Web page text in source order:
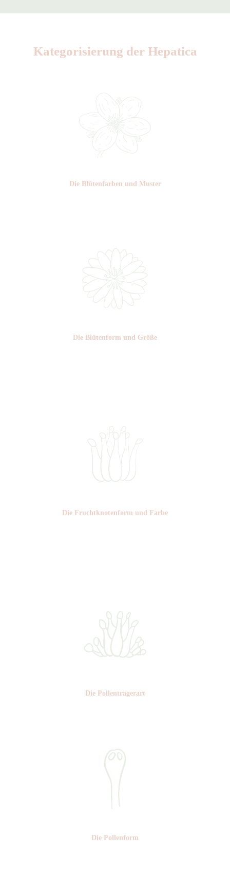
Kategorisierung der Hepatica
Die Blüten­farben und Muster
Die Blüten­form und Größe
Die Frucht­knotenform und Farbe
Die Pollen­trägerart
Die Pollen­form